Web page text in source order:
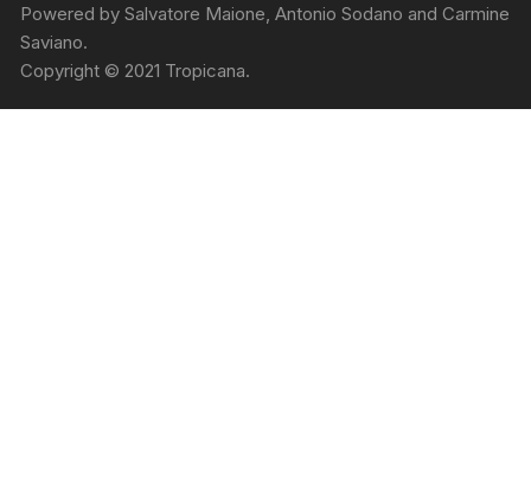
Powered by Salvatore Maione, Antonio Sodano and Carmine
Saviano.
Copyright © 2021 Tropicana.